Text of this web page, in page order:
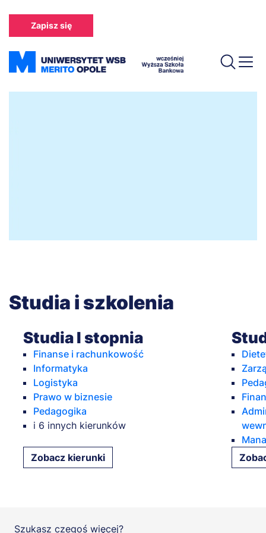
treści
Zapisz się
Studia i szkolenia
Studia I stopnia
Finanse i rachunkowość
Informatyka
Logistyka
Prawo w biznesie
Pedagogika
i 6 innych kierunków
Zobacz kierunki
Szukasz czegoś więcej?